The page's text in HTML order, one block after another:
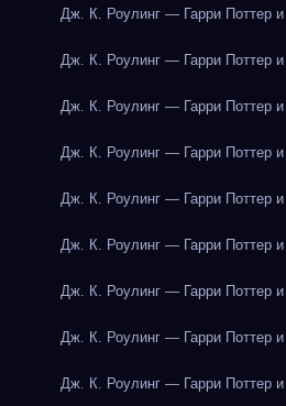
Дж. К. Роулинг — Гарри Поттер
Дж. К. Роулинг — Гарри Поттер
Дж. К. Роулинг — Гарри Поттер
Дж. К. Роулинг — Гарри Поттер
Дж. К. Роулинг — Гарри Поттер
Дж. К. Роулинг — Гарри Поттер
Дж. К. Роулинг — Гарри Поттер
Дж. К. Роулинг — Гарри Поттер
Дж. К. Роулинг — Гарри Поттер